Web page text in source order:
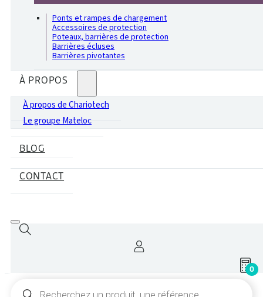
Ponts et rampes de chargement
Accessoires de protection
Poteaux, barrières de protection
Barrières écluses
Barrières pivotantes
À PROPOS
À propos de Chariotech
Le groupe Mateloc
BLOG
CONTACT
0